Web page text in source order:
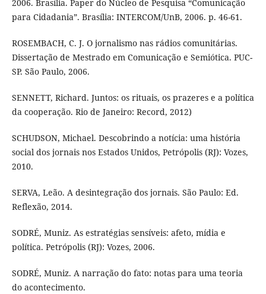
2006. Brasília. Paper do Núcleo de Pesquisa “Comunicação
para Cidadania”. Brasília: INTERCOM/UnB, 2006. p. 46-61.
ROSEMBACH, C. J. O jornalismo nas rádios comunitárias.
Dissertação de Mestrado em Comunicação e Semiótica. PUC-
SP. São Paulo, 2006.
SENNETT, Richard. Juntos: os rituais, os prazeres e a política
da cooperação. Rio de Janeiro: Record, 2012)
SCHUDSON, Michael. Descobrindo a notícia: uma história
social dos jornais nos Estados Unidos, Petrópolis (RJ): Vozes,
2010.
SERVA, Leão. A desintegração dos jornais. São Paulo: Ed.
Reflexão, 2014.
SODRÉ, Muniz. As estratégias sensíveis: afeto, mídia e
política. Petrópolis (RJ): Vozes, 2006.
SODRÉ, Muniz. A narração do fato: notas para uma teoria
do acontecimento.